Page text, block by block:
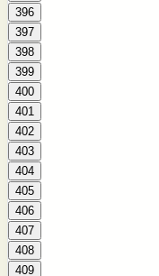
396
397
398
399
400
401
402
403
404
405
406
407
408
409